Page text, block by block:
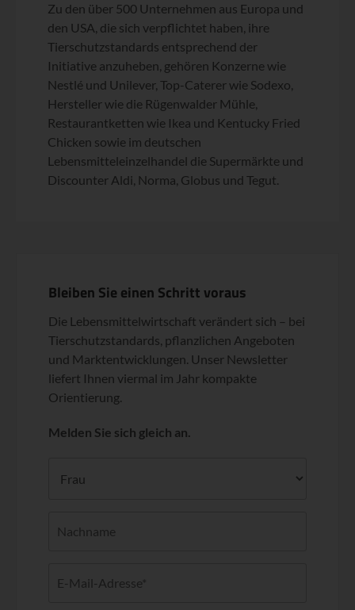
Zu den über 500 Unternehmen aus Europa und
den USA, die sich verpflichtet haben, ihre
Tierschutzstandards entsprechend der
Initiative anzuheben, gehören Konzerne wie
Nestlé und Unilever, Top-Caterer wie Sodexo,
Hersteller wie die Rügenwalder Mühle,
Restaurantketten wie Ikea und Kentucky Fried
Chicken sowie im deutschen
Lebensmitteleinzelhandel die Supermärkte und
Discounter Aldi, Norma, Globus und Tegut.
Bleiben Sie einen Schritt voraus
Die Lebensmittelwirtschaft verändert sich – bei
Tierschutzstandards, pflanzlichen Angeboten
und Marktentwicklungen. Unser Newsletter
liefert Ihnen viermal im Jahr kompakte
Orientierung.
Melden Sie sich gleich an.